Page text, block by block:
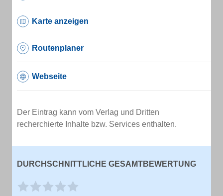
Karte anzeigen
Routenplaner
Webseite
Der Eintrag kann vom Verlag und Dritten
recherchierte Inhalte bzw. Services enthalten.
DURCHSCHNITTLICHE GESAMTBEWERTUNG